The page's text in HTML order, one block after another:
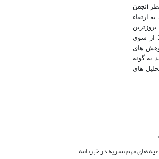
انجمن
ارتقاء
دستاوردهای علمی حوزه مدیریت نوآوری در سطح بین المللی، اشاره نمود. گواهی اعتبار علمی-پژوهشی این نشریه در تاریخ 1391/4/24 از سوی
های
به گونه
های
های مهم نشریه در خبرنامه